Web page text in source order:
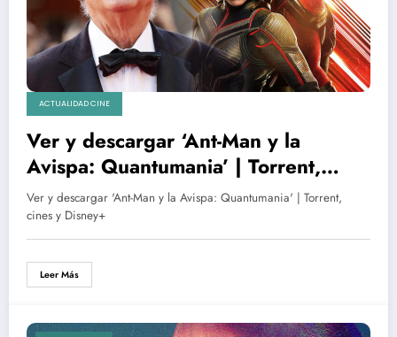
ACTUALIDAD CINE
Ver y descargar ‘Ant-Man y la
Avispa: Quantumania’ | Torrent,
cines y Disney+
Ver y descargar 'Ant-Man y la Avispa: Quantumania' | Torrent,
cines y Disney+
Leer Más